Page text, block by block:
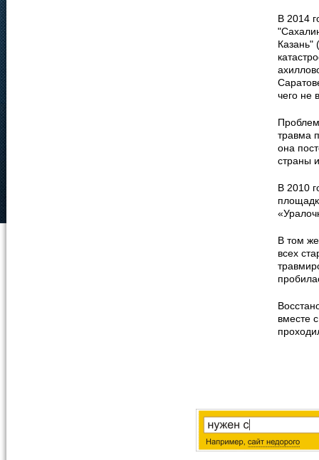
В 2014
Казань"
чего не
травма
она
страны
В 2010
В том
всех
вместе